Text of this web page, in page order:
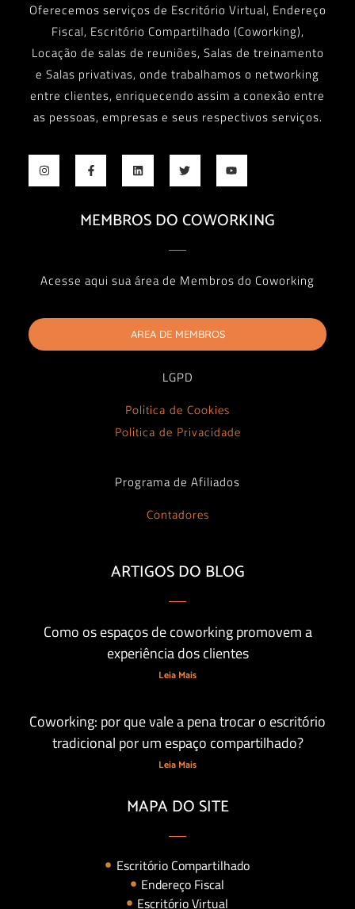
Oferecemos serviços de Escritório Virtual, Endereço
Fiscal, Escritório Compartilhado (Coworking),
Locação de salas de reuniões, Salas de treinamento
e Salas privativas, onde trabalhamos o networking
entre clientes, enriquecendo assim a conexão entre
as pessoas, empresas e seus respectivos serviços.
MEMBROS DO COWORKING
Acesse aqui sua área de Membros do Coworking
AREA DE MEMBROS
LGPD
Política de Cookies
Política de Privacidade
Programa de Afiliados
Contadores
ARTIGOS DO BLOG
Como os espaços de coworking promovem a
experiência dos clientes
Leia Mais
Coworking: por que vale a pena trocar o escritório
tradicional por um espaço compartilhado?
Leia Mais
MAPA DO SITE
Escritório Compartilhado
Endereço Fiscal
Escritório Virtual